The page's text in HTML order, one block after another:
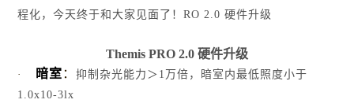
程化，今天终于和大家见面了！RO 2.0 硬件升级
Themis PRO 2.0 硬件升级
· 暗室 ：抑制杂光能力＞1万倍，暗室内最低照度小于
1.0x10-3lx